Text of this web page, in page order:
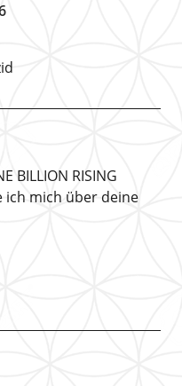
BILLION RISING
mich über deine